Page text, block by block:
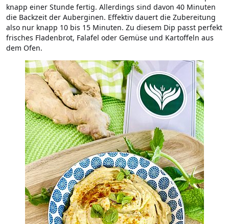
knapp einer Stunde fertig. Allerdings sind davon 40 Minuten
die Backzeit der Auberginen. Effektiv dauert die Zubereitung
also nur knapp 10 bis 15 Minuten. Zu diesem Dip passt perfekt
frisches Fladenbrot, Falafel oder Gemüse und Kartoffeln aus
dem Ofen.